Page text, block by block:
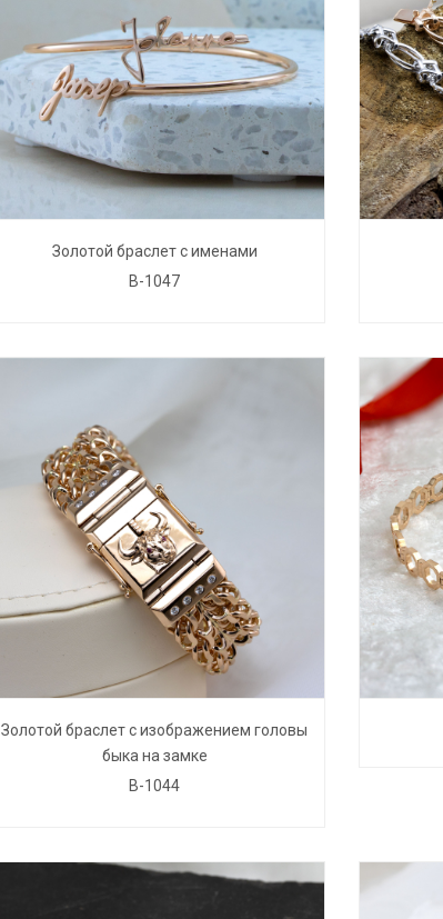
Золотой браслет с именами
B-1047
Золотой браслет с изображением головы
быка на замке
B-1044